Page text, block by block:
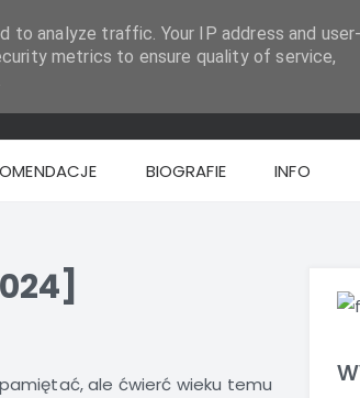
BIOGRAFIE INFO
ale ćwierć wieku temu
to analyze traffic. Your IP address and user-
metrics to ensure quality of service,